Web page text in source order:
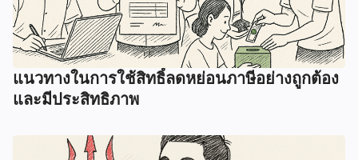
แนวทางในการใช้สิทธิ์ลดหย่อนภาษีอย่างถูกต้อง
และมีประสิทธิภาพ